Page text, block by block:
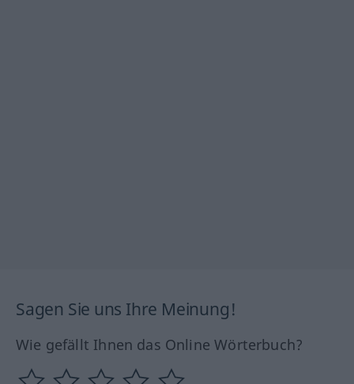
Sagen Sie uns Ihre Meinung!
Wie gefällt Ihnen das Online Wörterbuch?